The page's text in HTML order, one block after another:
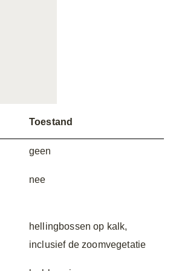
Toestand
geen
nee
hellingbossen op kalk,
inclusief de zoomvegetatie